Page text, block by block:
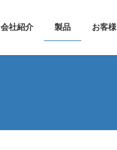
会社紹介 製品 お客様